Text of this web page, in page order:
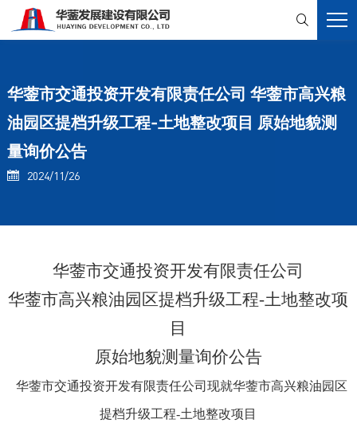

华蓥市交通投资开发有限责任公司 华蓥市高兴粮
油园区提档升级工程-土地整改项目 原始地貌测
量询价公告
 2024/11/26
华蓥市交通投资开发有限责任公司
华蓥市高兴粮油园区提档升级工程-土地整改项
目
原始地貌测量询价公告
华蓥市交通投资开发有限责任公司现就华蓥市高兴粮油园区
提档升级工程-土地整改项目